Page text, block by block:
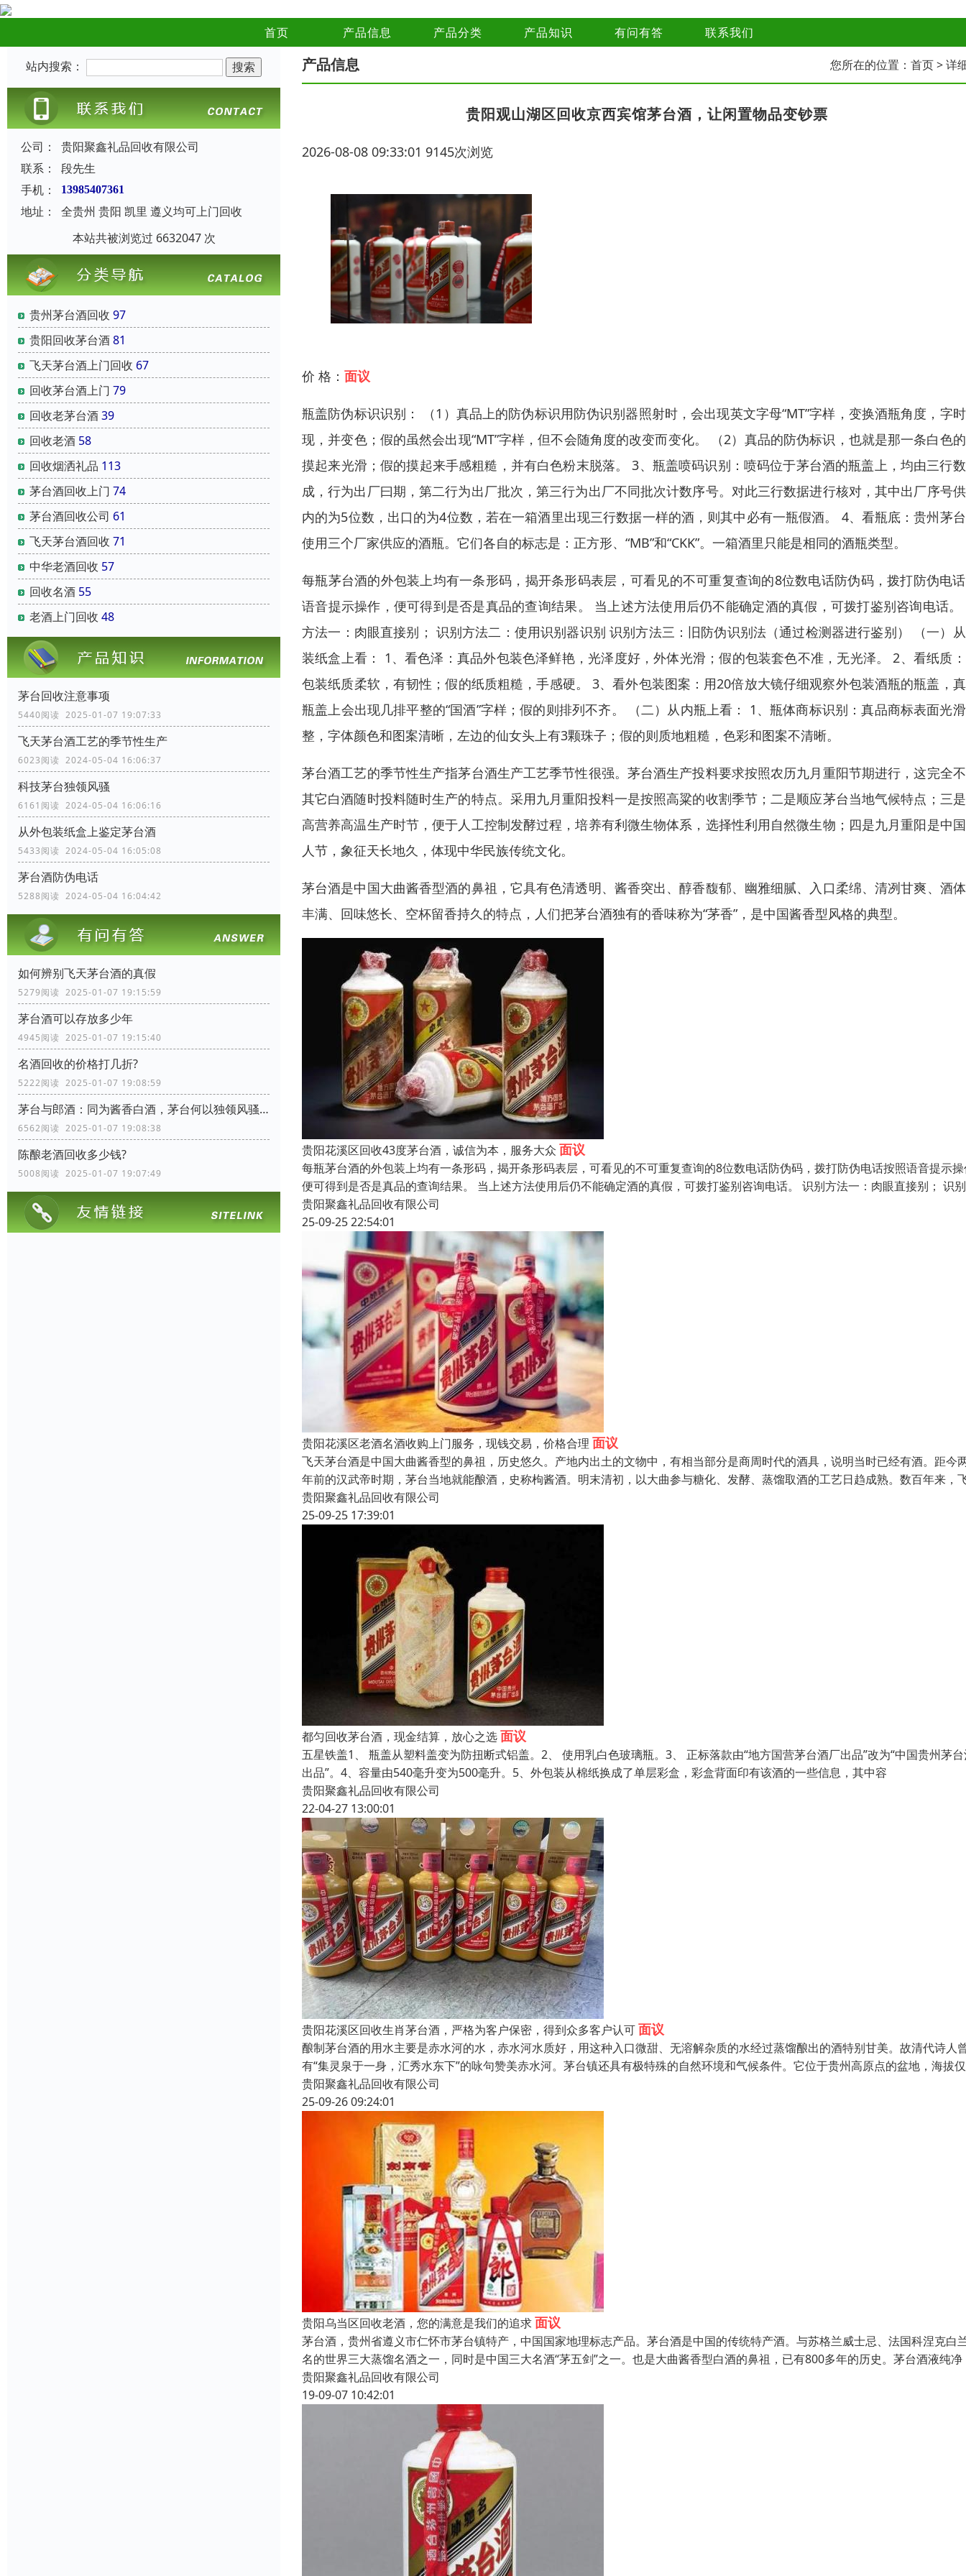
首页 产品信息 产品分类 产品知识 有问有答 联系我们
站内搜索：
公司：
贵阳聚鑫礼品回收有限公司
联系：
段先生
手机：
13985407361
地址：
全贵州 贵阳 凯里 遵义均可上门回收
本站共被浏览过 6632047 次
贵州茅台酒回收 97
贵阳回收茅台酒81
飞天茅台酒上门回收 67
回收茅台酒上门 79
回收老茅台酒39
回收老酒 58
回收烟洒礼品 113
茅台酒回收上门 74
茅台酒回收公司 61
飞天茅台酒回收 71
中华老酒回收 57
回收名酒 55
老酒上门回收 48
茅台回收注意事项
5440阅读 2025-01-07 19:07:33
飞天茅台酒工艺的季节性生产
6023阅读 2024-05-04 16:06:37
科技茅台独领风骚
6161阅读 2024-05-04 16:06:16
从外包装纸盒上鉴定茅台酒
5433阅读 2024-05-04 16:05:08
茅台酒防伪电话
5288阅读 2024-05-04 16:04:42
如何辨别飞天茅台酒的真假
5279阅读 2025-01-07 19:15:59
茅台酒可以存放多少年
4945阅读 2025-01-07 19:15:40
名酒回收的价格打几折?
5222阅读 2025-01-07 19:08:59
茅台与郎酒：同为酱香白酒，茅台何以独领风骚？
6562阅读 2025-01-07 19:08:38
陈酿老酒回收多少钱?
5008阅读 2025-01-07 19:07:49
产品信息 您所在的位置： 首页> 详
贵阳观山湖区回收京西宾馆茅台酒，让闲置物品变钞票
2026-08-08 09:33:01 9145次浏览
价 格： 面议
瓶盖防伪标识识别： （1）真品上的防伪标识用防伪识别器照射时，会出现英文字母“MT”字样，变换酒瓶角度，字
现，并变色；假的虽然会出现“MT”字样，但不会随角度的改变而变化。 （2）真品的防伪标识，也就是那一条白色
摸起来光滑；假的摸起来手感粗糙，并有白色粉末脱落。 3、瓶盖喷码识别：喷码位于茅台酒的瓶盖上，均由三行
成，行为出厂曰期，第二行为出厂批次，第三行为出厂不同批次计数序号。对此三行数据进行核对，其中出厂序号
内的为5位数，出口的为4位数，若在一箱酒里出现三行数据一样的酒，则其中必有一瓶假酒。 4、看瓶底：贵州茅
使用三个厂家供应的酒瓶。它们各自的标志是：正方形、“MB”和“CKK”。一箱酒里只能是相同的酒瓶类型。
每瓶茅台酒的外包装上均有一条形码，揭开条形码表层，可看见的不可重复查询的8位数电话防伪码，拨打防伪电
语音提示操作，便可得到是否是真品的查询结果。 当上述方法使用后仍不能确定酒的真假，可拨打鉴别咨询电话。
方法一：肉眼直接别； 识别方法二：使用识别器识别 识别方法三：旧防伪识别法（通过检测器进行鉴别） （一）
装纸盒上看： 1、看色泽：真品外包装色泽鲜艳，光泽度好，外体光滑；假的包装套色不准，无光泽。 2、看纸质
包装纸质柔软，有韧性；假的纸质粗糙，手感硬。 3、看外包装图案：用20倍放大镜仔细观察外包装酒瓶的瓶盖，
瓶盖上会出现几排平整的“国酒”字样；假的则排列不齐。 （二）从内瓶上看： 1、瓶体商标识别：真品商标表面光
整，字体颜色和图案清晰，左边的仙女头上有3颗珠子；假的则质地粗糙，色彩和图案不清晰。
茅台酒工艺的季节性生产指茅台酒生产工艺季节性很强。茅台酒生产投料要求按照农历九月重阳节期进行，这完全
其它白酒随时投料随时生产的特点。采用九月重阳投料一是按照高粱的收割季节；二是顺应茅台当地气候特点；三
高营养高温生产时节，便于人工控制发酵过程，培养有利微生物体系，选择性利用自然微生物；四是九月重阳是中
人节，象征天长地久，体现中华民族传统文化。
茅台酒是中国大曲酱香型酒的鼻祖，它具有色清透明、酱香突出、醇香馥郁、幽雅细腻、入口柔绵、清冽甘爽、酒
丰满、回味悠长、空杯留香持久的特点，人们把茅台酒独有的香味称为“茅香”，是中国酱香型风格的典型。
贵阳花溪区回收43度茅台酒，诚信为本，服务大众 面议
每瓶茅台酒的外包装上均有一条形码，揭开条形码表层，可看见的不可重复查询的8位数电话防伪码，拨打防伪电话按照语音提示
便可得到是否是真品的查询结果。 当上述方法使用后仍不能确定酒的真假，可拨打鉴别咨询电话。 识别方法一：肉眼直接别； 识别
贵阳聚鑫礼品回收有限公司
25-09-25 22:54:01
贵阳花溪区老酒名酒收购上门服务，现钱交易，价格合理 面议
飞天茅台酒是中国大曲酱香型的鼻祖，历史悠久。产地内出土的文物中，有相当部分是商周时代的酒具，说明当时已经有酒。距今
年前的汉武帝时期，茅台当地就能酿酒，史称枸酱酒。明末清初，以大曲参与糖化、发酵、蒸馏取酒的工艺日趋成熟。数百年来，
贵阳聚鑫礼品回收有限公司
25-09-25 17:39:01
都匀回收茅台酒，现金结算，放心之选面议
五星铁盖1、 瓶盖从塑料盖变为防扭断式铝盖。2、 使用乳白色玻璃瓶。3、 正标落款由“地方国营茅台酒厂出品”改为“中国贵州茅
出品”。4、容量由540毫升变为500毫升。5、外包装从棉纸换成了单层彩盒，彩盒背面印有该酒的一些信息，其中容
贵阳聚鑫礼品回收有限公司
22-04-27 13:00:01
贵阳花溪区回收生肖茅台酒，严格为客户保密，得到众多客户认可面议
酿制茅台酒的用水主要是赤水河的水，赤水河水质好，用这种入口微甜、无溶解杂质的水经过蒸馏酿出的酒特别甘美。故清代诗人
有“集灵泉于一身，汇秀水东下”的咏句赞美赤水河。茅台镇还具有极特殊的自然环境和气候条件。它位于贵州高原点的盆地，海拔
贵阳聚鑫礼品回收有限公司
25-09-26 09:24:01
贵阳乌当区回收老酒，您的满意是我们的追求面议
茅台酒，贵州省遵义市仁怀市茅台镇特产，中国国家地理标志产品。茅台酒是中国的传统特产酒。与苏格兰威士忌、法国科涅克白
名的世界三大蒸馏名酒之一，同时是中国三大名酒“茅五剑”之一。也是大曲酱香型白酒的鼻祖，已有800多年的历史。茅台酒液纯净
贵阳聚鑫礼品回收有限公司
19-09-07 10:42:01